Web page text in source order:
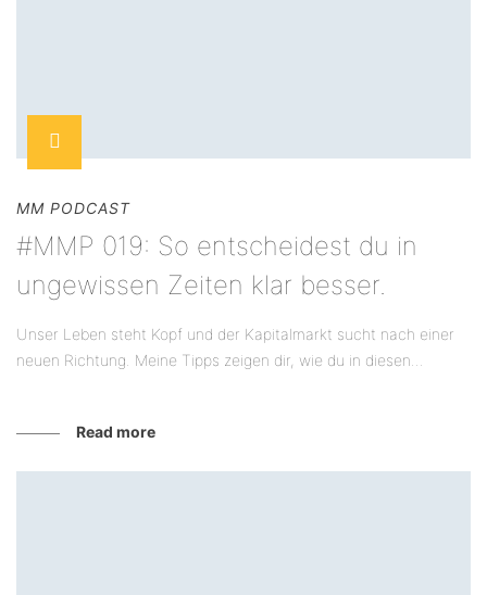
MM PODCAST
#MMP 019: So entscheidest du in
ungewissen Zeiten klar besser.
Unser Leben steht Kopf und der Kapitalmarkt sucht nach einer
neuen Richtung. Meine Tipps zeigen dir, wie du in diesen...
Read more